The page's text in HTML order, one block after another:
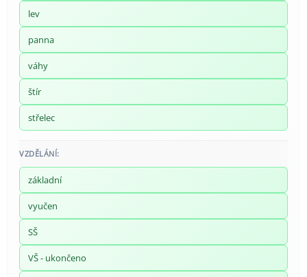
lev
panna
váhy
štír
střelec
VZDĚLÁNÍ:
základní
vyučen
SŠ
VŠ - ukončeno